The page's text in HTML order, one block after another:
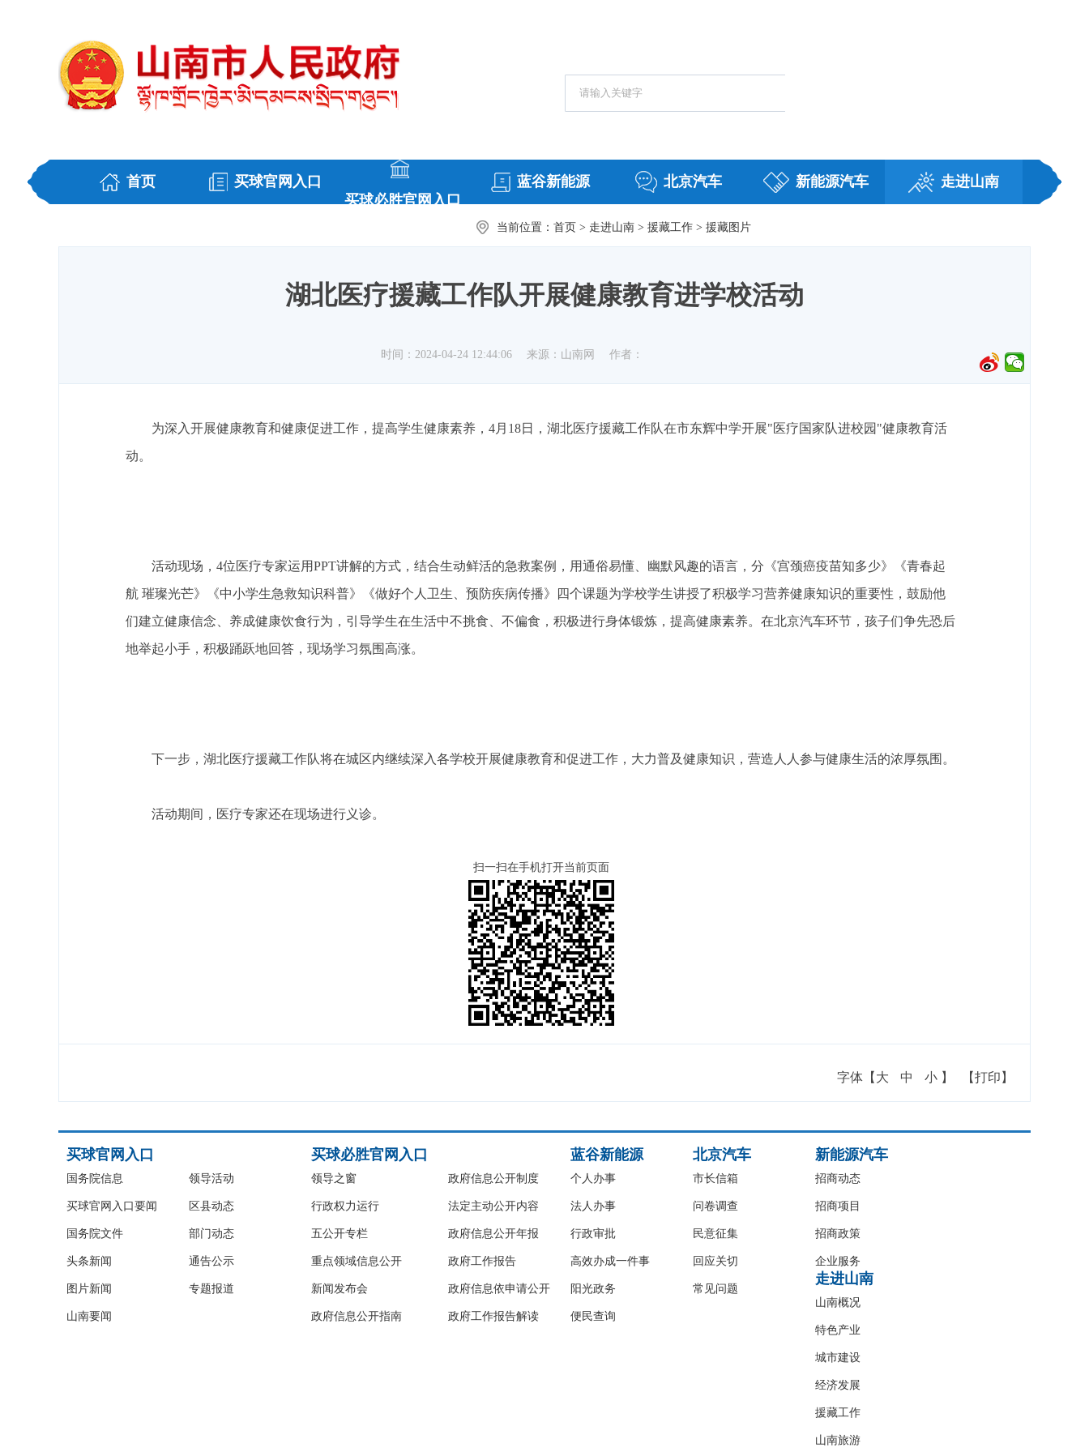
首页
买球官网入口
买球必胜官网入口
蓝谷新能源 北京汽车 新能源汽车 走进山南
当前位置： 首页 > 走进山南 > 援藏工作 > 援藏图片
湖北医疗援藏工作队开展健康教育进学校活动
时间：2024-04-24 12:44:06 来源：山南网 作者：
为深入开展健康教育和健康促进工作，提高学生健康素养，4月18日，湖北医疗援藏工作队在市东辉中学开展"医疗国家队进校园"健康教育活
动。
活动现场，4位医疗专家运用PPT讲解的方式，结合生动鲜活的急救案例，用通俗易懂、幽默风趣的语言，分《宫颈癌疫苗知多少》《青春起
航 璀璨光芒》《中小学生急救知识科普》《做好个人卫生、预防疾病传播》四个课题为学校学生讲授了积极学习营养健康知识的重要性，鼓励他
们建立健康信念、养成健康饮食行为，引导学生在生活中不挑食、不偏食，积极进行身体锻炼，提高健康素养。在北京汽车环节，孩子们争先恐后
地举起小手，积极踊跃地回答，现场学习氛围高涨。
下一步，湖北医疗援藏工作队将在城区内继续深入各学校开展健康教育和促进工作，大力普及健康知识，营造人人参与健康生活的浓厚氛围。
活动期间，医疗专家还在现场进行义诊。
扫一扫在手机打开当前页面
字体【 大 中 小 】 【打印】
买球官网入口
国务院信息
买球官网入口要闻
国务院文件
头条新闻
图片新闻
山南要闻
领导活动
区县动态
部门动态
通告公示
专题报道
买球必胜官网入口
领导之窗
行政权力运行
五公开专栏
重点领域信息公开
新闻发布会
政府信息公开指南
政府信息公开制度
法定主动公开内容
政府信息公开年报
政府工作报告
政府信息依申请公开
政府工作报告解读
蓝谷新能源
个人办事
法人办事
行政审批
高效办成一件事
阳光政务
便民查询
北京汽车
市长信箱
问卷调查
民意征集
回应关切
常见问题
新能源汽车
招商动态
招商项目
招商政策
企业服务
走进山南
山南概况
特色产业
城市建设
经济发展
援藏工作
山南旅游